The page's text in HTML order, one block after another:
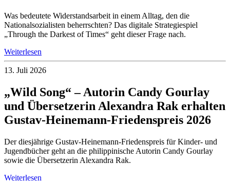
Was bedeutete Widerstandsarbeit in einem Alltag, den die
Nationalsozialisten beherrschten? Das digitale Strategiespiel
„Through the Darkest of Times“ geht dieser Frage nach.
Weiterlesen
13. Juli 2026
„Wild Song“ – Autorin Candy Gourlay
und Übersetzerin Alexandra Rak erhalten
Gustav-Heinemann-Friedenspreis 2026
Der diesjährige Gustav-Heinemann-Friedenspreis für Kinder- und
Jugendbücher geht an die philippinische Autorin Candy Gourlay
sowie die Übersetzerin Alexandra Rak.
Weiterlesen